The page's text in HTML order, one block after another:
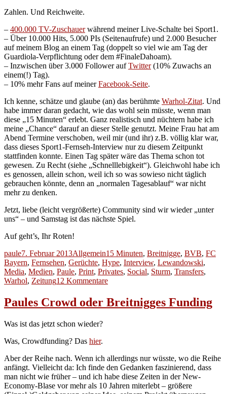
Zahlen. Und Reichweite.
– 400.000 TV-Zuschauerwährend meiner Live-Schalte bei Sport1.
– Über 10.000 Hits, 5.000 PIs (Seitenaufrufe) und 2.000 Besucher
auf meinem Blog an einem Tag (doppelt so viel wie am Tag der
Guardiola-Verpflichtung oder dem #FinaleDahoam).
– Inzwischen über 3.000 Follower aufTwitter(10% Zuwachs an
einem(!) Tag).
– 10% mehr Fans auf meinerFacebook-Seite.
Ich kenne, schätze und glaube (an) das berühmte Warhol-Zitat. Und
habe immer daran gedacht, wie das wohl sein müsste, wenn man
diese „15 Minuten“ erlebt. Ganz realistisch und nüchtern habe ich
meine „Chance“ darauf an dieser Stelle genutzt. Meine Frau hat am
Abend Termine verschoben, weil mir (und ihr) z.B. völlig klar war,
dass dieses Sport1-Fernseh-Interview nur zu diesem Zeitpunkt
stattfinden konnte. Einen Tag später wäre das Thema schon tot
gewesen. Zu Recht (siehe „Schnelllebigkeit“). Gleichwohl habe ich
es genossen, allein schon, weil ich so was sowieso nicht täglich
gebrauchen könnte, denn an „normalen Tagesablauf“ war nicht
mehr zu denken.
Jetzt, liebe (leicht vergrößerte) Community sind wir wieder „unter
uns“ – und Samstag ist das nächste Spiel.
Auf geht’s, Ihr Roten!
Autor
pauleVeröffentlicht
am
7. Februar 2013Kategorien
AllgemeinSchlagwörter
15 Minuten, Breitnigge, BVB, FC
Bayern, Fernsehen, Gerüchte, Hype, Interview, Lewandowski,
Media, Medien, Paule, Print, Privates, Social, Sturm, Transfers,
Warhol, Zeitung12 Kommentarezu
Auge
des
Robert
Paules Crowd oder Breitnigges Funding
Was ist das jetzt schon wieder?
Was, Crowdfunding? Das hier.
Aber der Reihe nach. Wenn ich allerdings nur wüsste, wo die Reihe
anfängt. Vielleicht da: Ich finde den Gedanken faszinierend, dass
man nicht wie früher – und ich habe diese Zeiten in der New-
Economy-Blase vor mehr als 10 Jahren miterlebt – größere